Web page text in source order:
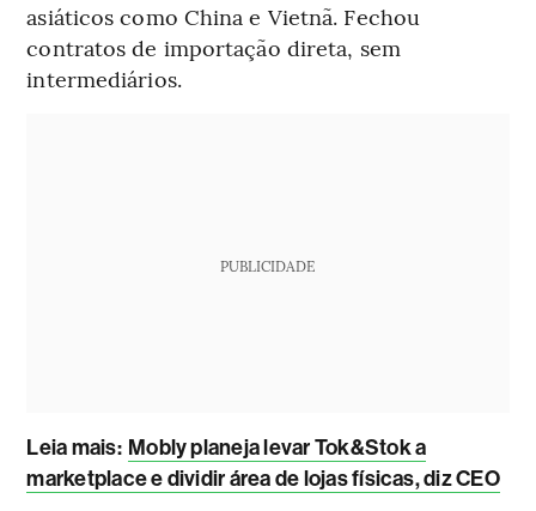
asiáticos como China e Vietnã. Fechou
contratos de importação direta, sem
intermediários.
PUBLICIDADE
Leia mais: Mobly planeja levar Tok&Stok a
marketplace e dividir área de lojas físicas, diz CEO